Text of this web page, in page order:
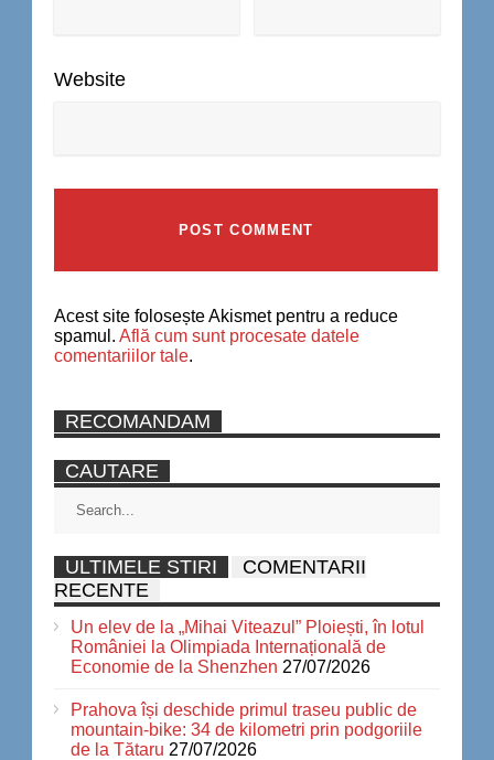
Website
Acest site folosește Akismet pentru a reduce
spamul. Află cum sunt procesate datele
comentariilor tale.
RECOMANDAM
CAUTARE
ULTIMELE STIRI
COMENTARII
RECENTE
Un elev de la „Mihai Viteazul” Ploiești, în lotul
României la Olimpiada Internațională de
Economie de la Shenzhen 27/07/2026
Prahova își deschide primul traseu public de
mountain-bike: 34 de kilometri prin podgoriile
de la Tătaru 27/07/2026